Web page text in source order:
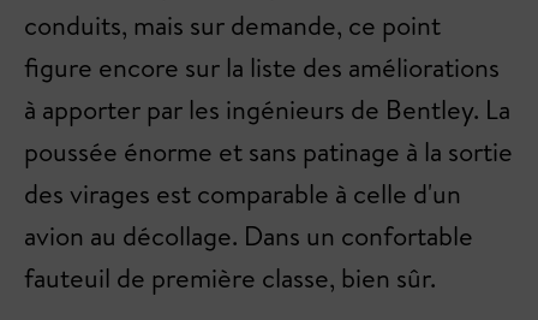
conduits, mais sur demande, ce point
figure encore sur la liste des améliorations
à apporter par les ingénieurs de Bentley. La
poussée énorme et sans patinage à la sortie
des virages est comparable à celle d'un
avion au décollage. Dans un confortable
fauteuil de première classe, bien sûr.